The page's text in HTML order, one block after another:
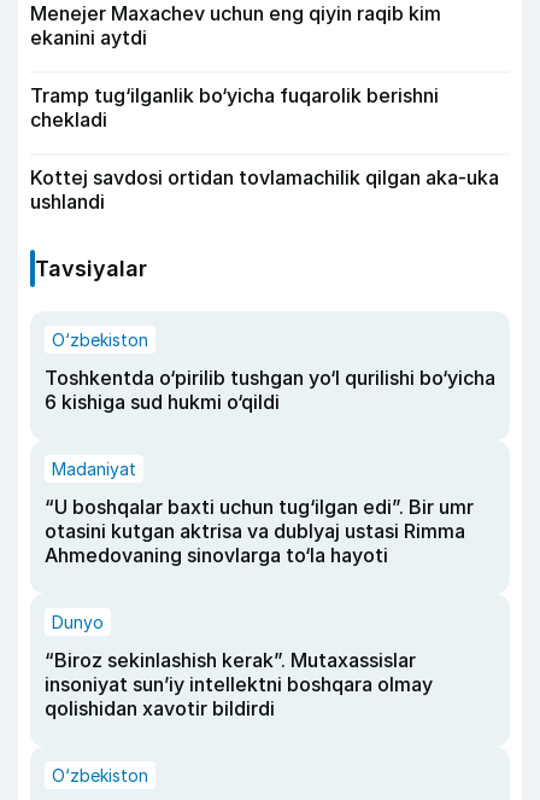
Menejer Maxachev uchun eng qiyin raqib kim
ekanini aytdi
Tramp tug‘ilganlik bo‘yicha fuqarolik berishni
chekladi
Kottej savdosi ortidan tovlamachilik qilgan aka-uka
ushlandi
Tavsiyalar
O‘zbekiston
Toshkentda o‘pirilib tushgan yo‘l qurilishi bo‘yicha
6 kishiga sud hukmi o‘qildi
Madaniyat
“U boshqalar baxti uchun tug‘ilgan edi”. Bir umr
otasini kutgan aktrisa va dublyaj ustasi Rimma
Ahmedovaning sinovlarga to‘la hayoti
Dunyo
“Biroz sekinlashish kerak”. Mutaxassislar
insoniyat sun’iy intellektni boshqara olmay
qolishidan xavotir bildirdi
O‘zbekiston